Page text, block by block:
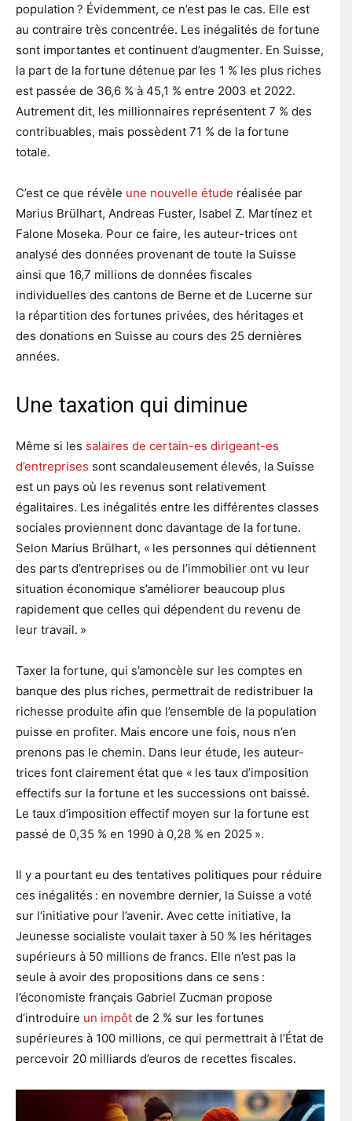
population ? Évidemment, ce n’est pas le cas. Elle est
au contraire très concentrée. Les inégalités de fortune
sont importantes et continuent d’augmenter. En Suisse,
la part de la fortune détenue par les 1 % les plus riches
est passée de 36,6 % à 45,1 % entre 2003 et 2022.
Autrement dit, les millionnaires représentent 7 % des
contribuables, mais possèdent 71 % de la fortune
totale.
C’est ce que révèle une nouvelle étude réalisée par
Marius Brülhart, Andreas Fuster, Isabel Z. Martínez et
Falone Moseka. Pour ce faire, les auteur-trices ont
analysé des données provenant de toute la Suisse
ainsi que 16,7 millions de données fiscales
individuelles des cantons de Berne et de Lucerne sur
la répartition des fortunes privées, des héritages et
des donations en Suisse au cours des 25 dernières
années.
Une taxation qui diminue
Même si les salaires de certain-es dirigeant-es
d’entreprises sont scandaleusement élevés, la Suisse
est un pays où les revenus sont relativement
égalitaires. Les inégalités entre les différentes classes
sociales proviennent donc davantage de la fortune.
Selon Marius Brülhart, « les personnes qui détiennent
des parts d’entreprises ou de l’immobilier ont vu leur
situation économique s’améliorer beaucoup plus
rapidement que celles qui dépendent du revenu de
leur travail. »
Taxer la fortune, qui s’amoncèle sur les comptes en
banque des plus riches, permettrait de redistribuer la
richesse produite afin que l’ensemble de la population
puisse en profiter. Mais encore une fois, nous n’en
prenons pas le chemin. Dans leur étude, les auteur-
trices font clairement état que « les taux d’imposition
effectifs sur la fortune et les successions ont baissé.
Le taux d’imposition effectif moyen sur la fortune est
passé de 0,35 % en 1990 à 0,28 % en 2025 ».
Il y a pourtant eu des tentatives politiques pour réduire
ces inégalités : en novembre dernier, la Suisse a voté
sur l’initiative pour l’avenir. Avec cette initiative, la
Jeunesse socialiste voulait taxer à 50 % les héritages
supérieurs à 50 millions de francs. Elle n’est pas la
seule à avoir des propositions dans ce sens :
l’économiste français Gabriel Zucman propose
d’introduire un impôt de 2 % sur les fortunes
supérieures à 100 millions, ce qui permettrait à l’État de
percevoir 20 milliards d’euros de recettes fiscales.